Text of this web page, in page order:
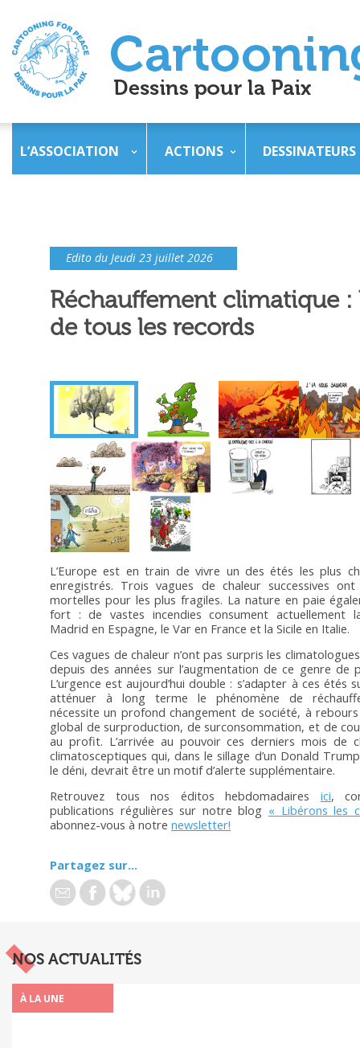
L’ASSOCIATION ACTIONS DESSINATEURS
Edito du Jeudi 23 juillet 2026
Réchauffement climatique :
de tous les records
L’Europe est en train de vivre un des étés les plus
enregistrés. Trois vagues de chaleur successives
mortelles pour les plus fragiles. La nature en paie
fort : de vastes incendies consument actuellement
Madrid en Espagne, le Var en France et la Sicile en Italie.
Ces vagues de chaleur n’ont pas surpris les
depuis des années sur l’augmentation de ce genre de
L’urgence est aujourd’hui double : s’adapter à ces étés
atténuer à long terme le phénomène de
nécessite un profond changement de société, à
global de surproduction, de surconsommation, et de
au profit. L’arrivée au pouvoir ces derniers mois de
climatosceptiques qui, dans le sillage d’un Donald
le déni, devrait être un motif d’alerte supplémentaire.
Retrouvez tous nos éditos hebdomadaires ici,
publications régulières sur notre blog « Libérons les
abonnez-vous à notre newsletter!
Partagez sur...
NOS ACTUALITÉS
À LA UNE